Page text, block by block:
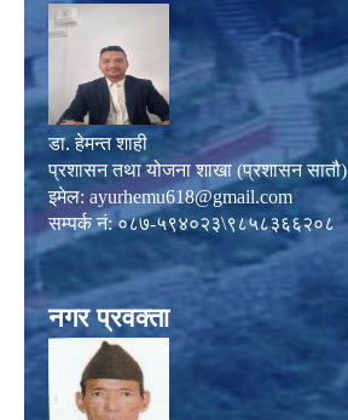
डा. हेमन्त शाही
प्रशासन तथा योजना शाखा (प्रशासन सातौ)
इमेल: ayurhemu618@gmail.com
सम्पर्क नं: ०८७-५९४०२३\९८५८३६६२०८
नगर प्रवक्ता